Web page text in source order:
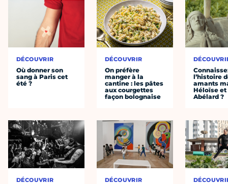
DÉCOUVRIR
Où donner son
sang à Paris cet
été ?
DÉCOUVRIR
DÉCOUVRIR
On préfère
manger à la
cantine : les pâtes
aux courgettes
façon bolognaise
DÉCOUVRIR
l’histoire
amants
Héloïse et
Abélard ?